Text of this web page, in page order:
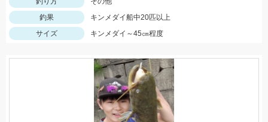
釣果
キンメダイ船中20匹以上
サイズ
キンメダイ～45㎝程度